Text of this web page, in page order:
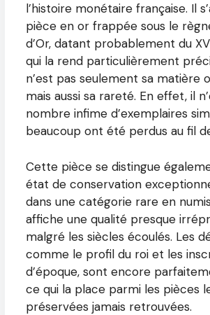
l’histoire monétaire française. Il
pièce en or frappée sous le
d’Or, datant probablement du
qui la rend particulièrement
n’est pas seulement sa matière
mais aussi sa rareté. En effet, il
nombre infime d’exemplaires
beaucoup ont été perdus au fil
Cette pièce se distingue
état de conservation
dans une catégorie rare en
affiche une qualité presque
malgré les siècles écoulés. Les
comme le profil du roi et les
d’époque, sont encore
ce qui la place parmi les pièces
préservées jamais retrouvées.